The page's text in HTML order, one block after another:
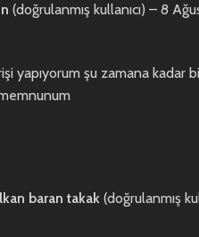
(doğrulanmış kullanıcı) – 8
yapıyorum şu zamana kadar
baran takak (doğrulanmış